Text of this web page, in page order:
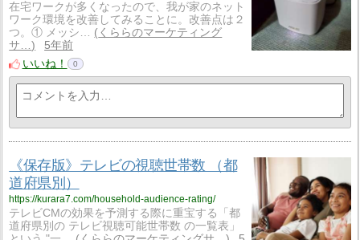
在宅ワークが多くなったので、我が家のネット
ワーク環境を改善してみることに。改善点は２
つ。① メッシ…
くららのマーケティング
サ…
5年前
いいね！
0
《保存版》テレビの視聴世帯数 （都
道府県別）
https://kurara7.com/household-audience-rating/
テレビCMの効果を予測する際に重宝する「都
道府県別の テレビ視聴可能世帯数 の一覧表」